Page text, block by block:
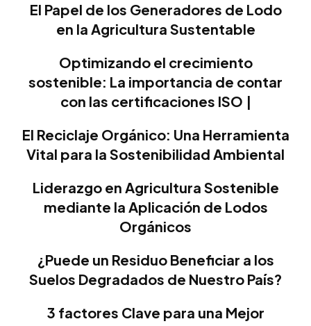
El Papel de los Generadores de Lodo
en la Agricultura Sustentable
Optimizando el crecimiento
sostenible: La importancia de contar
con las certificaciones ISO |
El Reciclaje Orgánico: Una Herramienta
Vital para la Sostenibilidad Ambiental
Liderazgo en Agricultura Sostenible
mediante la Aplicación de Lodos
Orgánicos
¿Puede un Residuo Beneficiar a los
Suelos Degradados de Nuestro País?
3 factores Clave para una Mejor